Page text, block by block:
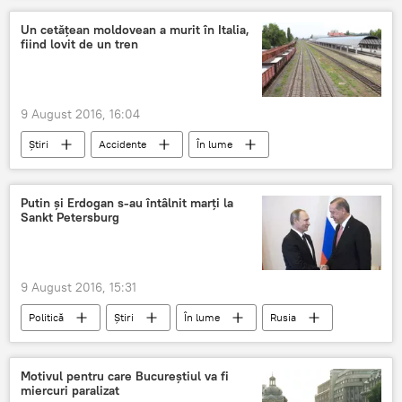
Un cetățean moldovean a murit în Italia,
fiind lovit de un tren
9 August 2016, 16:04
Știri Accidente
În lume
italia
tren barbat
Putin și Erdogan s-au întâlnit marți la
Sankt Petersburg
9 August 2016, 15:31
Politică Știri În lume
Rusia
Turcia
Vladimir Putin
Recep Tayyip Erdogan
Putin
Întâlnire
Erdogan Sankt Petersburg
Motivul pentru care Bucureștiul va fi
miercuri paralizat